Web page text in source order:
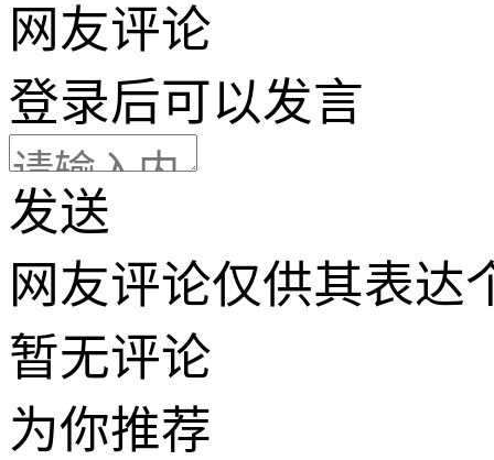
网友评论
登录后可以发言
发送
网友评论仅供其表达
暂无评论
为你推荐